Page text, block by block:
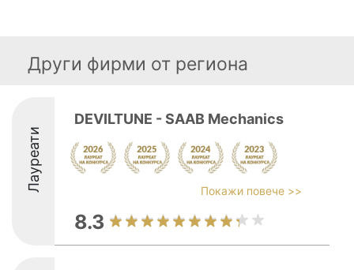
Други фирми от региона
Лауреати
DEVILTUNE - SAAB Mechanics
Покажи повече >>
8.3